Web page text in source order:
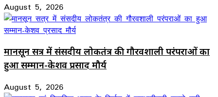
August 5, 2026
मानसून सत्र में संसदीय लोकतंत्र की गौरवशाली परंपराओं का
हुआ सम्मान-केशव प्रसाद मौर्य
August 5, 2026